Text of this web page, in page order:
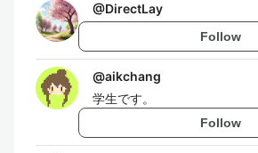
@DirectLay
Follow
@aikchang
学生です。
Follow